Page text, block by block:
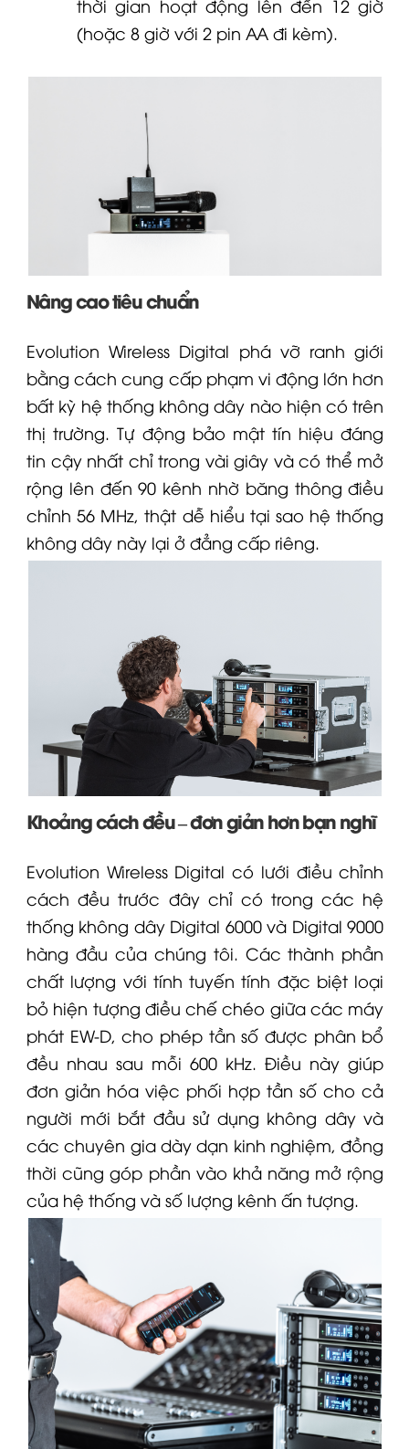
thời gian hoạt động lên đến 12 giờ
(hoặc 8 giờ với 2 pin AA đi kèm).
Nâng cao tiêu chuẩn
Evolution Wireless Digital phá vỡ ranh giới
bằng cách cung cấp phạm vi động lớn hơn
bất kỳ hệ thống không dây nào hiện có trên
thị trường. Tự động bảo mật tín hiệu đáng
tin cậy nhất chỉ trong vài giây và có thể mở
rộng lên đến 90 kênh nhờ băng thông điều
chỉnh 56 MHz, thật dễ hiểu tại sao hệ thống
không dây này lại ở đẳng cấp riêng.
Khoảng cách đều – đơn giản hơn bạn nghĩ
Evolution Wireless Digital có lưới điều chỉnh
cách đều trước đây chỉ có trong các hệ
thống không dây Digital 6000và Digital 9000
hàng đầu của chúng tôi. Các thành phần
chất lượng với tính tuyến tính đặc biệt loại
bỏ hiện tượng điều chế chéo giữa các máy
phát EW-D, cho phép tần số được phân bổ
đều nhau sau mỗi 600 kHz. Điều này giúp
đơn giản hóa việc phối hợp tần số cho cả
người mới bắt đầu sử dụng không dây và
các chuyên gia dày dạn kinh nghiệm, đồng
thời cũng góp phần vào khả năng mở rộng
của hệ thống và số lượng kênh ấn tượng.